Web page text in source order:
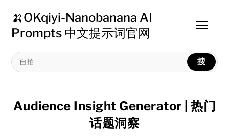
🍌OKqiyi-Nanobanana AI
Prompts 中文提示词官网
搜
Toggle
Audience Insight Generator | 热门
话题洞察